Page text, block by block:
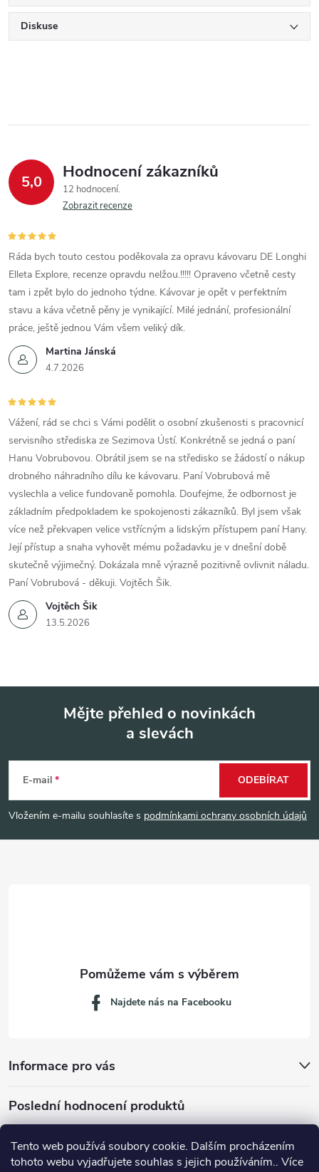
Tento web používá soubory cookie. Dalším procházením
tohoto webu vyjadřujete souhlas s jejich používáním.. Více
Diskuse
5,0 Hodnocení zákazníků
12 hodnocení
Zobrazit recenze
Martina Jánská
4.7.2026
Ráda bych touto cestou poděkovala za opravu kávovaru DE Longhi
Elleta Explore, recenze opravdu nelžou.!!!!! Opraveno včetně cesty
tam i zpět bylo do jednoho týdne. Kávovar je opět v perfektním
stavu a káva včetně pěny je vynikající. Milé jednání, profesionální
práce, ještě jednou Vám všem veliký dík.
Vojtěch Šik
13.5.2026
Vážení, rád se chci s Vámi podělit o osobní zkušenosti s pracovnicí
servisního střediska ze Sezimova Ústí. Konkrétně se jedná o paní
Hanu Vobrubovou. Obrátil jsem se na středisko se žádostí o nákup
drobného náhradního dílu ke kávovaru. Paní Vobrubová mě
vyslechla a velice fundovaně pomohla. Doufejme, že odbornost je
základním předpokladem ke spokojenosti zákazníků. Byl jsem však
více než překvapen velice vstřícným a lidským přístupem paní Hany.
Její přístup a snaha vyhovět mému požadavku je v dnešní době
skutečně výjimečný. Dokázala mně výrazně pozitivně ovlivnit náladu.
Paní Vobrubová - děkuji. Vojtěch Šik.
p
a
Mějte přehled o novinkách
a slevách
E-mail
Vložením e-mailu souhlasíte s podmínkami ochrany osobních údajů
ODEBÍRAT
Informace pro vás
Najdete nás na Facebooku
Poslední hodnocení produktů
Dávkovací lžička na mletou kávu 53132C8134